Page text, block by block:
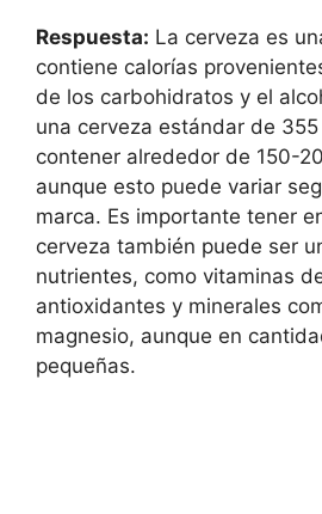
Respuesta: La cerveza es
contiene calorías
de los carbohidratos y el
una cerveza estándar de
contener alrededor de 150-
aunque esto puede variar
marca. Es importante tener
cerveza también puede ser
nutrientes, como vitaminas
antioxidantes y minerales
magnesio, aunque en
pequeñas.